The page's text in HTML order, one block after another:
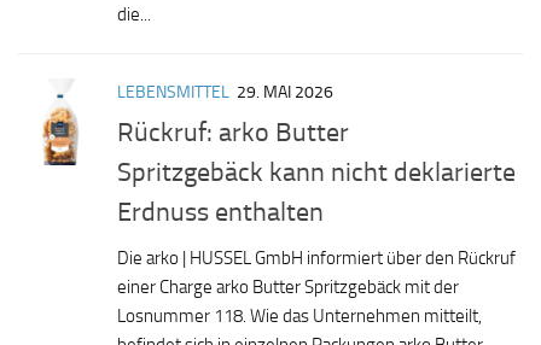
die...
LEBENSMITTEL 29. MAI 2026
Rückruf: arko Butter
Spritzgebäck kann nicht deklarierte
Erdnuss enthalten
Die arko | HUSSEL GmbH informiert über den Rückruf
einer Charge arko Butter Spritzgebäck mit der
Losnummer 118. Wie das Unternehmen mitteilt,